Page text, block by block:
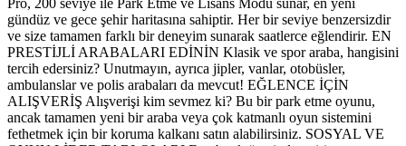
gündüz ve gece şehir haritasına sahiptir. Her bir seviye benzersizdir
ve size tamamen farklı bir deneyim sunarak saatlerce eğlendirir. EN
PRESTİJLİ ARABALARI EDİNİN Klasik ve spor araba, hangisini
tercih edersiniz? Unutmayın, ayrıca jipler, vanlar, otobüsler,
ambulanslar ve polis arabaları da mevcut! EĞLENCE İÇİN
ALIŞVERİŞ Alışverişi kim sevmez ki? Bu bir park etme oyunu,
ancak tamamen yeni bir araba veya çok katmanlı oyun sistemini
fethetmek için bir koruma kalkanı satın alabilirsiniz. SOSYAL VE